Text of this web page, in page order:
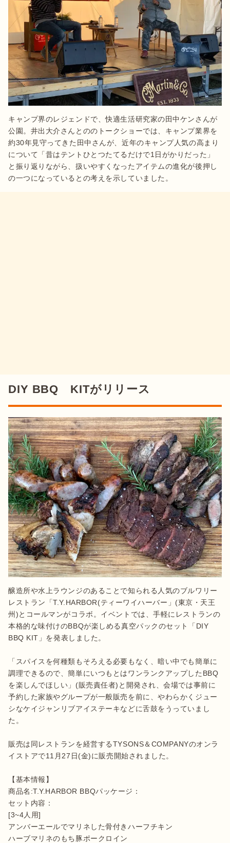
キャンプ界のレジェンドで、快適生活研究家の田中ケンさんが
公園。井出大介さんとののトークショーでは、キャンプ業界を
約30年見守ってきた田中さんが、近年のキャンプ人気の高まり
について「昔はテントひとつたてるだけで1日がかりだった」
と振り返りながら、扱いやすくなったアイテムの進化が後押し
DIY BBQ KITがリリース
醸造所や水上ラウンジのあることで知られる人気のブルワリー
レストラン「T.Y.HARBOR(ティーワイハーバー」(東京・天王
州)とコールマンがコラボ。イベントでは、手軽にレストランの
本格的な味付けのBBQが楽しめる真空パックのセット「DIY
BBQ KIT」を発表しました。
「スパイスを何種類もそろえる必要もなく、暗い中でも簡単に
調理できるので、簡単にいつもとはワンランクアップしたBBQ
を楽しんでほしい」(販売責任者)と開発され、会場では事前に
予約した家族やグループが一般販売を前に、やわらかくジュー
シなケイジャンリブアイステーキなどに舌鼓をうっていまし
た。
販売は同レストランを経営するTYSONS＆COMPANYのオンラ
イストアで11月27日(金)に販売開始されました。
【基本情報】
商品名:T.Y.HARBOR BBQパッケージ：
セット内容：
[3~4人用]
アンバーエールでマリネした骨付きハーフチキン
ハーブマリネのもち豚ポークロイン